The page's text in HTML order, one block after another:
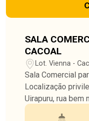
SALA
CACOAL
Lot. Vienna -
Sala Comercial
Localização
Uirapuru, rua bem
Josino Brito. - Espaço versátil Possui a